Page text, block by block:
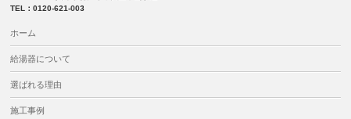
TEL：0120-621-003
ホーム
給湯器について
選ばれる理由
施工事例